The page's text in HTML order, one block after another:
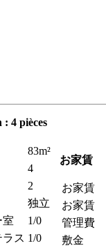
: 4 pièces
83m²
4
2
独立
室
1/0
ス 1/0
お家賃
お家賃
お家賃
管理費
敷金